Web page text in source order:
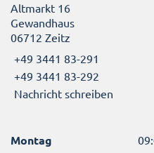
Altmarkt 16
Gewandhaus
06712 Zeitz
+49 3441 83-291
+49 3441 83-292
Nachricht schreiben
Montag